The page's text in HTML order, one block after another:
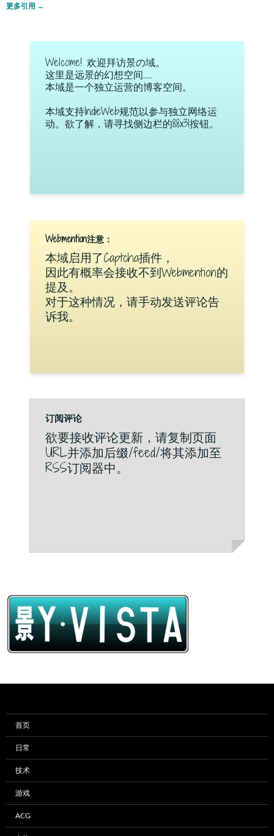
更多引用 →
Welcome! 欢迎拜访景の域。
这里是远景的幻想空间……
本域是一个独立运营的博客空间。
本域支持IndieWeb规范以参与独立网络运
动。欲了解，请寻找侧边栏的88x31按钮。
Webmention注意：
本域启用了Captcha插件，
因此有概率会接收不到Webmention的
提及。
对于这种情况，请手动发送评论告
诉我。
订阅评论
欲要接收评论更新，请复制页面
URL并添加后缀/feed/将其添加至
RSS订阅器中。
首页
日常
技术
游戏
ACG